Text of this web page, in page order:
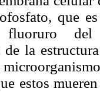
que
del
la
estos